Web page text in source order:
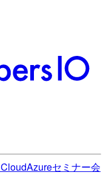
Azureセミナー会